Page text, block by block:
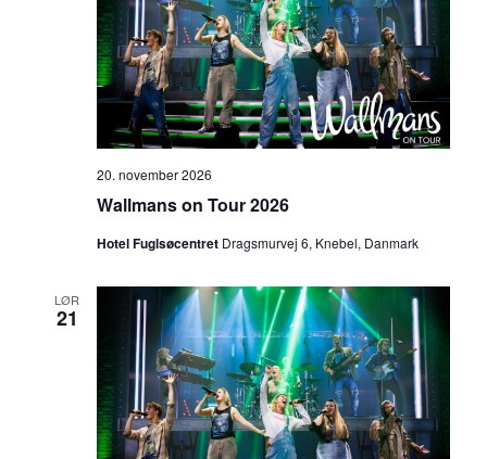
20. november 2026
Wallmans on Tour 2026
Hotel Fuglsøcentret Dragsmurvej 6, Knebel, Danmark
LØR
21